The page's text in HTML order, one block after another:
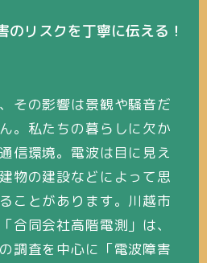
のリスクを丁寧に伝える！
その影響は景観や騒音だ
。私たちの暮らしに欠か
信環境。電波は目に見え
物の建設などによって思
ことがあります。川越市
合同会社高階電測」は、
調査を中心に「電波障害